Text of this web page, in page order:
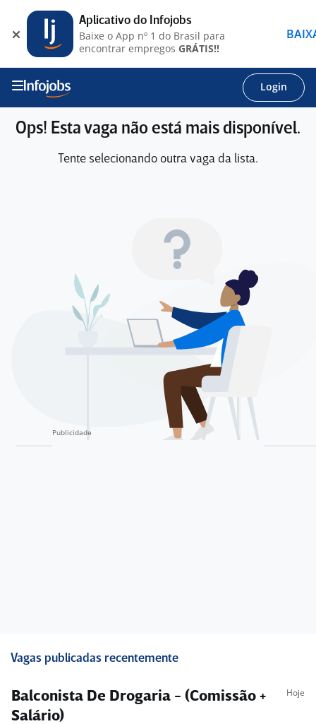
Login
Ops! Esta vaga não está mais disponível.
Tente selecionando outra vaga da lista.
Vagas publicadas recentemente
Balconista De Drogaria - (Comissão +
Salário)
Hoje
Aplicativo do Infojobs
Baixe o App nº 1 do Brasil para
encontrar empregos GRÁTIS!!